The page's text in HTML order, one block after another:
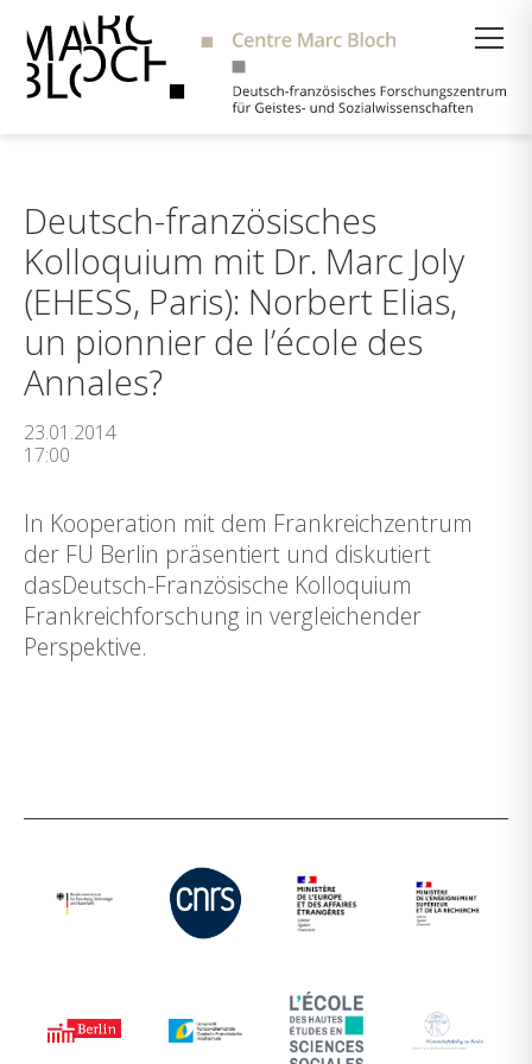
Deutsch-französisches
Kolloquium mit Dr. Marc Joly
(EHESS, Paris): Norbert Elias,
un pionnier de l’école des
Annales?
23.01.2014
17:00
In Kooperation mit dem Frankreichzentrum
der FU Berlin präsentiert und diskutiert
dasDeutsch-Französische Kolloquium
Frankreichforschung in vergleichender
Perspektive.